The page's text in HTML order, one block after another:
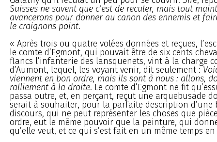
Suisses ne savent que c’est de reculer, mais tout
avancerons pour donner au canon des ennemis et
le craignons point.
« Après trois ou quatre volées données et reçues,
le comte d’Egmont, qui pouvait être de six cents
flancs l’infanterie des lansquenets, vint à la charge
d’Aumont, lequel, les voyant venir, dit seulement :
viennent en bon ordre, mais ils sont à nous : allons,
ralliement à la droite. Le comte d’Egmont ne fit
passa outre, et, en perçant, reçut une arquebusade
serait à souhaiter, pour la parfaite description d’une
discours, qui ne peut représenter les choses que
ordre, eut le même pouvoir que la peinture, qui
qu’elle veut, et ce qui s’est fait en un même temps